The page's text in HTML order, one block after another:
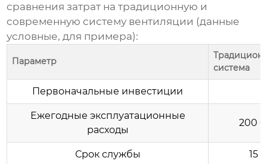
сравнения затрат на традиционную и
современную систему вентиляции (данные
условные, для примера):
Параметр
система
Первоначальные инвестиции
Ежегодные эксплуатационные
расходы
200
Срок службы 15